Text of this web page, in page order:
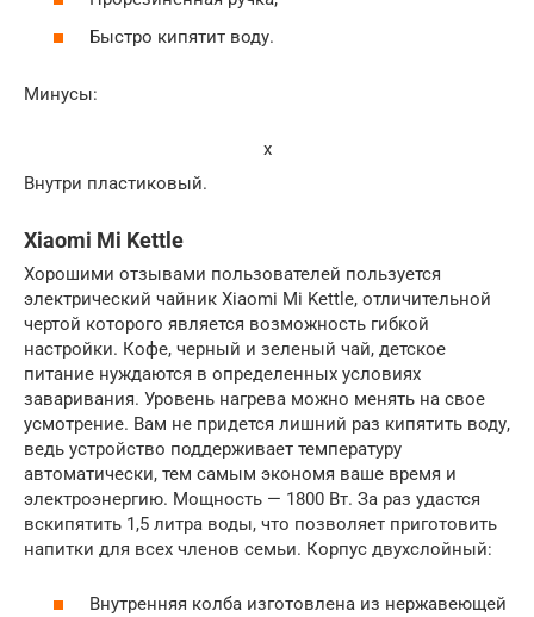
Быстро кипятит воду.
Минусы:
x
Внутри пластиковый.
Xiaomi Mi Kettle
Хорошими отзывами пользователей пользуется
электрический чайник Xiaomi Mi Kettle, отличительной
чертой которого является возможность гибкой
настройки. Кофе, черный и зеленый чай, детское
питание нуждаются в определенных условиях
заваривания. Уровень нагрева можно менять на свое
усмотрение. Вам не придется лишний раз кипятить воду,
ведь устройство поддерживает температуру
автоматически, тем самым экономя ваше время и
электроэнергию. Мощность — 1800 Вт. За раз удастся
вскипятить 1,5 литра воды, что позволяет приготовить
напитки для всех членов семьи. Корпус двухслойный:
Внутренняя колба изготовлена из нержавеющей